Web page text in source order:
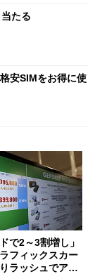
たる
安SIMをお得に使
で2～3割増し」
フィックスカー
ラッシュでアキ